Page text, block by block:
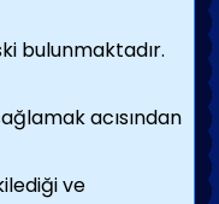
bulunmaktadır.
acısından
ve